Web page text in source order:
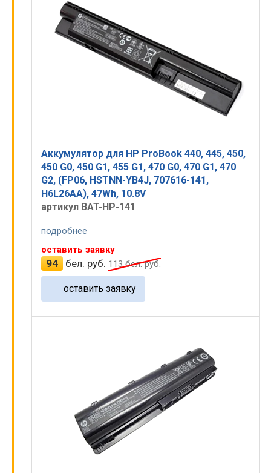
Аккумулятор для HP ProBook 440, 445, 450,
450 G0, 450 G1, 455 G1, 470 G0, 470 G1, 470
G2, (FP06, HSTNN-YB4J, 707616-141,
H6L26AA), 47Wh, 10.8V
артикул BAT-HP-141
подробнее
оставить заявку
94 бел. руб. 113бел. руб.
оставить заявку